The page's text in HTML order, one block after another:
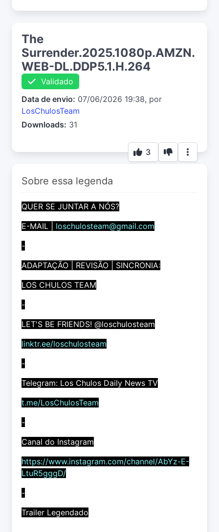
The
Surrender.2025.1080p.AMZN.
WEB-DL.DDP5.1.H.264
Validado
Data de envio: 07/06/2026 19:38, por
LosChulosTeam
Downloads: 31
3
Sobre essa legenda
QUER SE JUNTAR A NÓS?
E-MAIL | loschulosteam@gmail.com
-
ADAPTAÇÃO | REVISÃO | SINCRONIA:
LOS CHULOS TEAM
-
LET'S BE FRIENDS! @loschulosteam
linktr.ee/loschulosteam
-
Telegram: Los Chulos Daily News TV
t.me/LosChulosTeam
-
Canal do Instagram
https://www.instagram.com/channel/AbYz-E-
LtuR5gggD/
-
Trailer Legendado